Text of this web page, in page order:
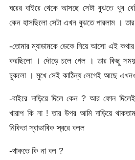
ঘরের বাইরে থেকে আসছে সেটা বুঝতে খুব
কেন হাসছিলো সেটা এখন বুঝতে পারলাম ।
-তোমার ম্যাডামকে ডেকে নিয়ে আসো এই
করছিলো । দৌড়ে চলে গেল । তার কিছু সময়
ঢুকলো । মুখে সেই কাঠিন্য লেগেই আছে
-বাইরে দাড়িয়ে দিলে কেন ? আর ফোন
খারাপ কি না ! তার উপর আমি দাড়িয়ে
নিকিতা স্বাভাবিক স্বরে বলল
-থাকতে কি না বল ?